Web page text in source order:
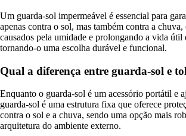
Um guarda-sol impermeável é essencial para
apenas contra o sol, mas também contra a
causados pela umidade e prolongando a vida útil
tornando-o uma escolha durável e funcional.
Qual a diferença entre guarda-sol e
Enquanto o guarda-sol é um acessório portátil e
guarda-sol é uma estrutura fixa que oferece
contra o sol e a chuva, sendo uma opção mais
arquitetura do ambiente externo.